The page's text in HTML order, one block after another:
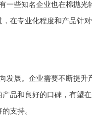
一些知名企业也在棉抛
在专业化程度和产品针
发展。企业需要不断提
品和良好的口碑，有望
支持。